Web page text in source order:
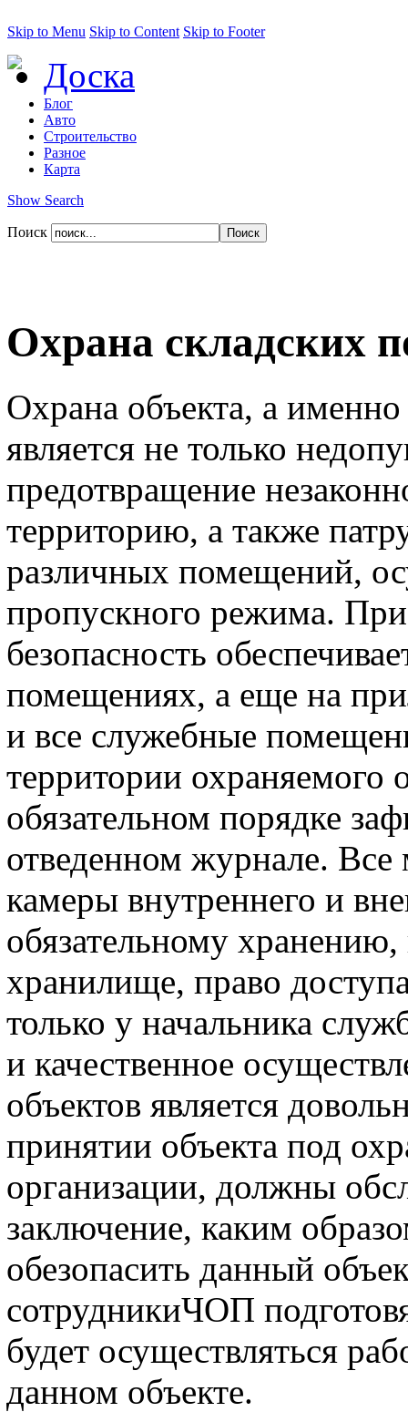
Skip to Menu Skip to Content Skip to Footer
Доска
Блог
Авто
Строительство
Разное
Карта
Show Search
Поиск
Охрана складских
Охрана объекта, а
является не только
предотвращение
территорию, а также
различных помещений,
пропускного режима.
безопасность
помещениях, а еще на
и все служебные
территории охраняемого
обязательном порядке
отведенном журнале. Все
камеры внутреннего и
обязательному
хранилище, право
только у начальника
и качественное
объектов является
принятии объекта под
организации, должны
заключение, каким
обезопасить данный
сотрудникиЧОП
будет осуществляться
данном объекте.